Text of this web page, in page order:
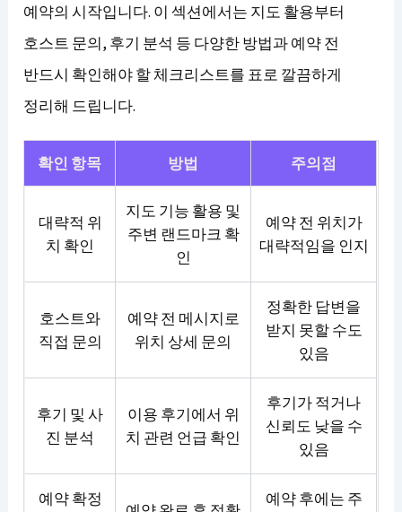
예약의 시작입니다. 이 섹션에서는 지도 활용부터
호스트 문의, 후기 분석 등 다양한 방법과 예약 전
반드시 확인해야 할 체크리스트를 표로 깔끔하게
정리해 드립니다.
확인 항목 방법 주의점
대략적 위
치 확인
지도 기능 활용 및
주변 랜드마크 확
인
예약 전 위치가
대략적임을 인지
호스트와
직접 문의
예약 전 메시지로
위치 상세 문의
정확한 답변을
받지 못할 수도
있음
후기 및 사
진 분석
이용 후기에서 위
치 관련 언급 확인
후기가 적거나
신뢰도 낮을 수
있음
예약 확정
예약 후에는 주